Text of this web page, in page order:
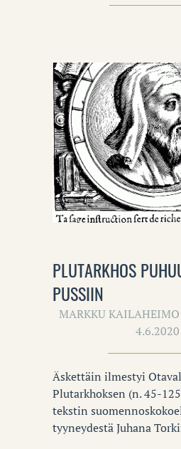
PLUTARKHOS
PUSSIIN
MARKKU KAILAHEIMO
4.6.2020
Äskettäin ilmestyi
Plutarkhoksen (n. 45-
tekstin
tyyneydestä Juhana